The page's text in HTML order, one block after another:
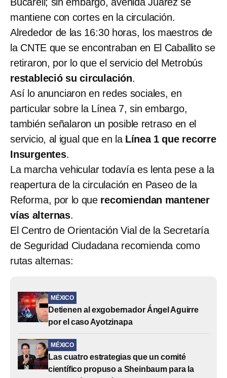
mantiene con cortes en la circulación.
Alrededor de las 16:30 horas, los maestros de
la CNTE que se encontraban en El Caballito se
retiraron, por lo que el servicio del Metrobús
restableció su circulación.
Así lo anunciaron en redes sociales, en
particular sobre la Línea 7, sin embargo,
también señalaron un posible retraso en el
servicio, al igual que en la Línea 1 que recorre
Insurgentes.
La marcha vehicular todavía es lenta pese a la
reapertura de la circulación en Paseo de la
Reforma, por lo que recomiendan mantener
vías alternas.
El Centro de Orientación Vial de la Secretaría
de Seguridad Ciudadana recomienda como
rutas alternas:
MÉXICO
Detienen al exgobernador Ángel Aguirre
por el caso Ayotzinapa
MÉXICO
Las cuatro estrategias que un comité
científico propuso a Sheinbaum para la